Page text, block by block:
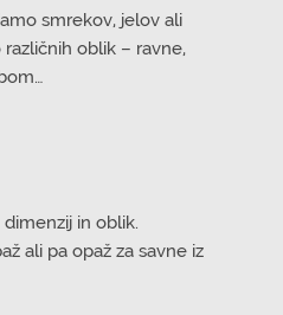
smrekov, jelov ali
oblik – ravne,
in oblik.
ali pa opaž za savne iz